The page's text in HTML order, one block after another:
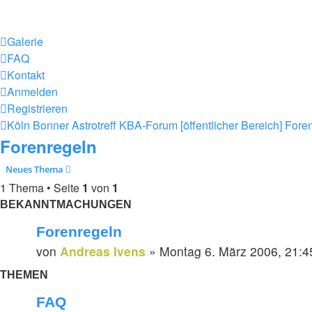
Galerie
FAQ
Kontakt
Anmelden
Registrieren
Köln Bonner Astrotreff KBA-Forum [öffentlicher Bereich]
Forenregeln
Neues Thema
1 Thema • Seite 1 von 1
BEKANNTMACHUNGEN
Forenregeln
von Andreas Ivens » Montag 6. März 2006,
THEMEN
FAQ